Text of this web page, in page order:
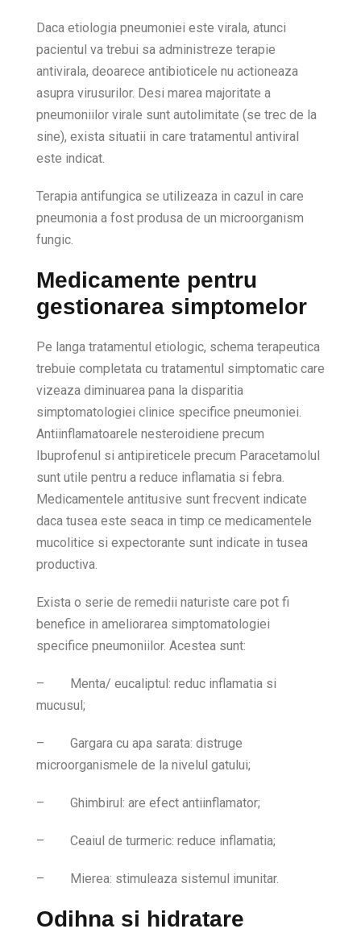
Daca etiologia pneumoniei este virala, atunci
pacientul va trebui sa administreze terapie
antivirala, deoarece antibioticele nu actioneaza
asupra virusurilor. Desi marea majoritate a
pneumoniilor virale sunt autolimitate (se trec de la
sine), exista situatii in care tratamentul antiviral
este indicat.
Terapia antifungica se utilizeaza in cazul in care
pneumonia a fost produsa de un microorganism
fungic.
Medicamente pentru
gestionarea simptomelor
Pe langa tratamentul etiologic, schema terapeutica
trebuie completata cu tratamentul simptomatic care
vizeaza diminuarea pana la disparitia
simptomatologiei clinice specifice pneumoniei.
Antiinflamatoarele nesteroidiene precum
Ibuprofenul si antipireticele precum Paracetamolul
sunt utile pentru a reduce inflamatia si febra.
Medicamentele antitusive sunt frecvent indicate
daca tusea este seaca in timp ce medicamentele
mucolitice si expectorante sunt indicate in tusea
productiva.
Exista o serie de remedii naturiste care pot fi
benefice in ameliorarea simptomatologiei
specifice pneumoniilor. Acestea sunt:
–
Menta/ eucaliptul: reduc inflamatia si
mucusul;
–
Gargara cu apa sarata: distruge
microorganismele de la nivelul gatului;
– Ghimbirul: are efect antiinflamator;
– Ceaiul de turmeric: reduce inflamatia;
– Mierea: stimuleaza sistemul imunitar.
Odihna si hidratare